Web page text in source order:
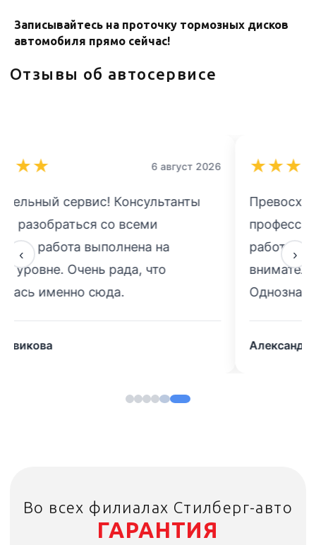
Записывайтесь на проточку тормозных дисков
автомобиля прямо сейчас!
‹
★★ 6 август 2026
Превосходное качество и
профессионализм на всех этапах
работы. Особенно порадовало
внимательное отношение к клиентам.
Однозначно рекомендую!
Александр Морозов
›
+7
персональных данных в соответствии с
политикой конфиденциальности